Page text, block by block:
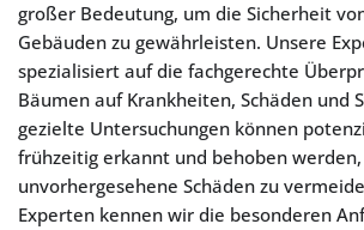
großer Bedeutung, um die Sicherheit
Gebäuden zu gewährleisten. Unsere
spezialisiert auf die fachgerechte
Bäumen auf Krankheiten, Schäden und
gezielte Untersuchungen können
frühzeitig erkannt und behoben
unvorhergesehene Schäden zu
Experten kennen wir die besonderen